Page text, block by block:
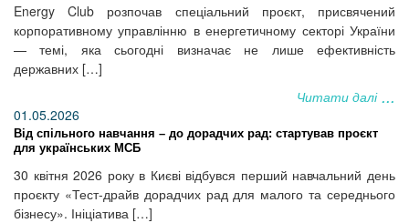
Energy Club розпочав спеціальний проєкт, присвячений
корпоративному управлінню в енергетичному секторі України
— темі, яка сьогодні визначає не лише ефективність
державних […]
Читати далі
01.05.2026
Від спільного навчання – до дорадчих рад: стартував проєкт
для українських МСБ
30 квітня 2026 року в Києві відбувся перший навчальний день
проєкту «Тест-драйв дорадчих рад для малого та середнього
бізнесу». Ініціатива […]